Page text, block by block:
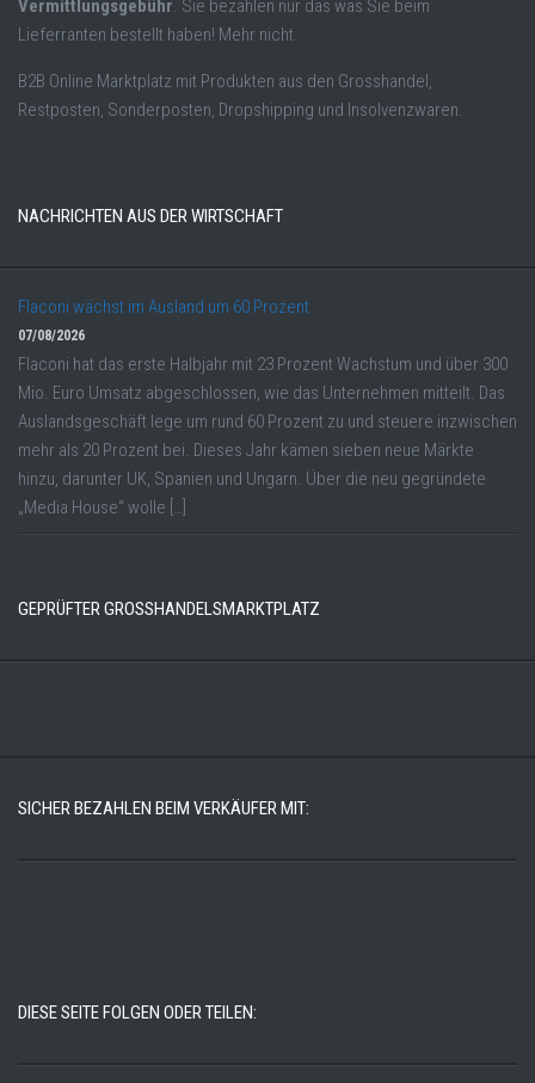
Vermittlungsgebühr. Sie bezahlen nur das was Sie beim
Lieferranten bestellt haben! Mehr nicht.
B2B Online Marktplatz mit Produkten aus den Grosshandel,
Restposten, Sonderposten, Dropshipping und Insolvenzwaren.
NACHRICHTEN AUS DER WIRTSCHAFT
Flaconi wächst im Ausland um 60 Prozent
07/08/2026
Flaconi hat das erste Halbjahr mit 23 Prozent Wachstum und über 300
Mio. Euro Umsatz abgeschlossen, wie das Unternehmen mitteilt. Das
Auslandsgeschäft lege um rund 60 Prozent zu und steuere inzwischen
mehr als 20 Prozent bei. Dieses Jahr kämen sieben neue Märkte
hinzu, darunter UK, Spanien und Ungarn. Über die neu gegründete
„Media House“ wolle […]
GEPRÜFTER GROSSHANDELSMARKTPLATZ
SICHER BEZAHLEN BEIM VERKÄUFER MIT:
DIESE SEITE FOLGEN ODER TEILEN: